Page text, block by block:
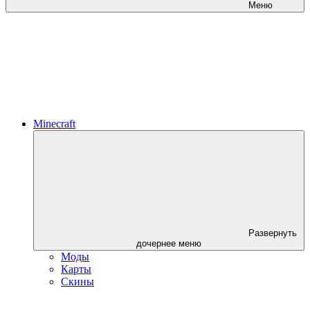
Меню
Minecraft
Развернуть
дочернее меню
Моды
Карты
Скины